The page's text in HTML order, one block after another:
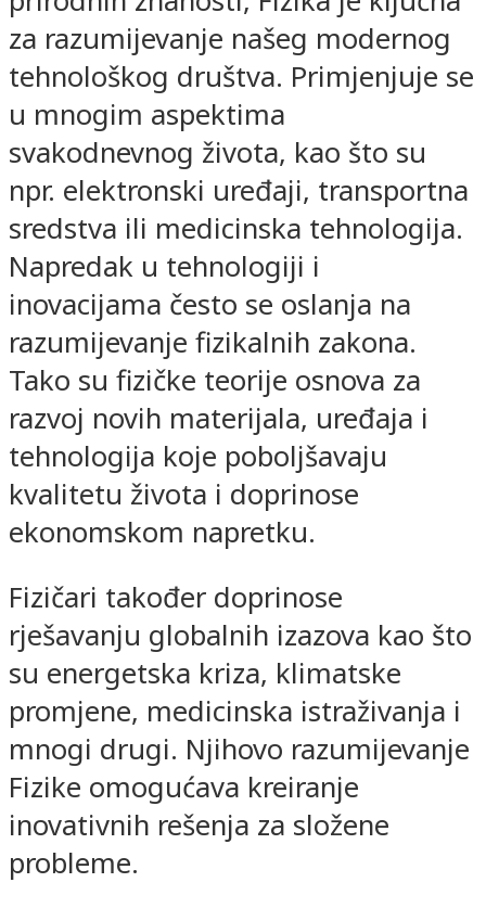
za razumijevanje našeg modernog
tehnološkog društva. Primjenjuje se
u mnogim aspektima
svakodnevnog života, kao što su
npr. elektronski uređaji, transportna
sredstva ili medicinska tehnologija.
Napredak u tehnologiji i
inovacijama često se oslanja na
razumijevanje fizikalnih zakona.
Tako su fizičke teorije osnova za
razvoj novih materijala, uređaja i
tehnologija koje poboljšavaju
kvalitetu života i doprinose
ekonomskom napretku.
Fizičari također doprinose
rješavanju globalnih izazova kao što
su energetska kriza, klimatske
promjene, medicinska istraživanja i
mnogi drugi. Njihovo razumijevanje
Fizike omogućava kreiranje
inovativnih rešenja za složene
probleme.